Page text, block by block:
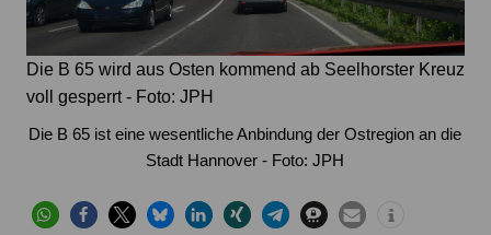
Die B 65 wird aus Osten kommend ab Seelhorster Kreuz
voll gesperrt - Foto: JPH
Die B 65 ist eine wesentliche Anbindung der Ostregion an die
Stadt Hannover - Foto: JPH